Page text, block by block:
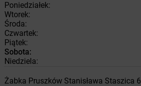
Poniedziałek:
Wtorek:
Środa:
Czwartek:
Piątek:
Sobota:
Niedziela:
Żabka Pruszków Stanisława Staszica 6